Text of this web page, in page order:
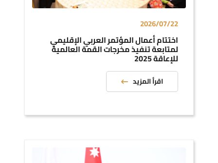
2026/07/22
اختتام أعمال المؤتمر العربي الإقليمي
لمتابعة تنفيذ مخرجات القمة العالمية
للإعاقة 2025
اقرأ المزيد